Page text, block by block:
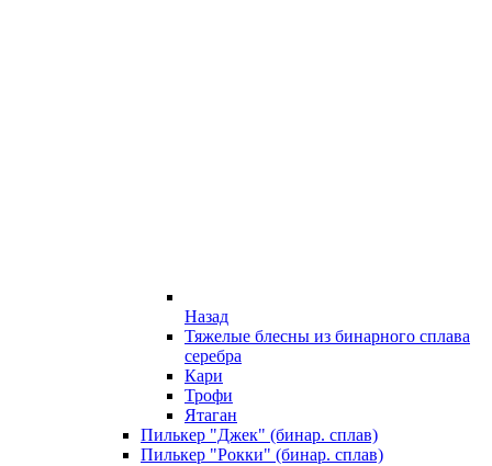
Назад
Тяжелые блесны из бинарного сплава
серебра
Кари
Трофи
Ятаган
Пилькер "Джек" (бинар. сплав)
Пилькер "Рокки" (бинар. сплав)